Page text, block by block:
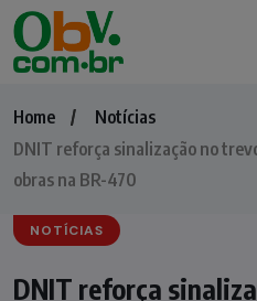
Home
Notícias
DNIT reforça sinalização no
obras na BR-470
NOTÍCIAS
DNIT reforça